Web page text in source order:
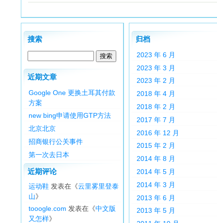
搜索
近期文章
Google One 更换土耳其付款
方案
new bing申请使用GTP方法
北京北京
招商银行公关事件
第一次去日本
近期评论
运动鞋 发表在《云里雾里登泰
山》
tooogle.com 发表在《中文版
又怎样》
归档
2023 年 6 月
2023 年 3 月
2023 年 2 月
2018 年 4 月
2018 年 2 月
2017 年 7 月
2016 年 12 月
2015 年 2 月
2014 年 8 月
2014 年 5 月
2014 年 3 月
2013 年 6 月
2013 年 5 月